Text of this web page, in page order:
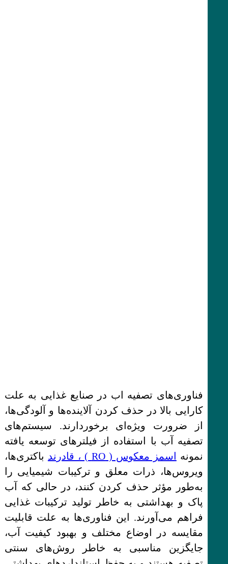
فناوری‌های تصفیه اب در صنایع غذایی به علت
کارایی بالا در حذف کردن آلاینده‌ها و آلودگی‌ها،
از ضرورت ویژه‌ای برخوردارند. سیستم‌های
تصفیه آب با استفاده از فیلترهای توسعه یافته
نمونه
اسمز معکوس ( RO ) ، قادرند
باکتری‌ها،
ویروس‌ها، ذرات معلق و ترکیبات شیمیایی را
به‌طور مؤثر حذف کردن کنند، در حالی که آب
پاک و بهداشتی به خاطر تولید ترکیبات غذایی
فراهم می‌آورند. این فناوری‌ها به علت قابلیت
مقایسه در اوضاع مختلف و بهبود کیفیت آب،
جایگزین مناسبی به خاطر روش‌های سنتی